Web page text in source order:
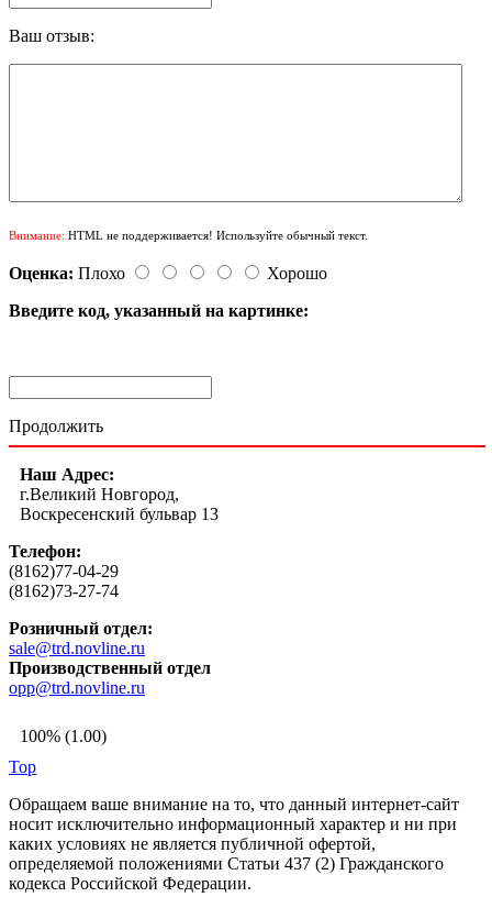
Ваш отзыв:
Внимание: HTML не поддерживается! Используйте обычный текст.
Оценка: Плохо
Хорошо
Введите код, указанный на картинке:
Продолжить
Наш Адрес:
г.Великий Новгород,
Воскресенский бульвар 13
Телефон:
(8162)77-04-29
(8162)73-27-74
Розничный отдел:
sale@trd.novline.ru
Производственный отдел
opp@trd.novline.ru
100% (1.00)
Top
Обращаем ваше внимание на то, что данный интернет-сайт
носит исключительно информационный характер и ни при
каких условиях не является публичной офертой,
определяемой положениями Статьи 437 (2) Гражданского
кодекса Российской Федерации.